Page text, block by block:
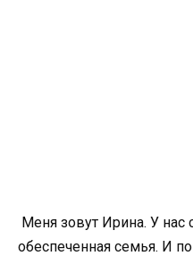
Меня зовут Ирина. У
обеспеченная семья. И